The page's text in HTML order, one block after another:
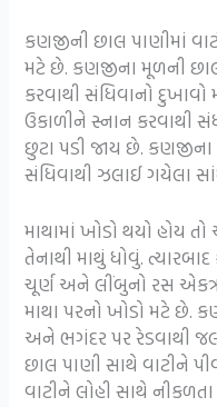
કણજીની છાલ પાણીમાં
મટે છે. કણજીના મૂળની
કરવાથી સંધિવાનો
ઉકાળીને સ્નાન કરવાથી
છુટા પડી જાય છે.
સંધિવાથી ઝલાઈ ગયેલા
માથામાં ખોડો થયો હોય
તેનાથી માથું ધોવું.
ચૂર્ણ અને લીંબુનો રસ એકત્ર
માથા પરનો ખોડો મટે છે.
અને ભગંદર પર રેડવાથી
છાલ પાણી સાથે વાટીને
વાટીને લોહી સાથે